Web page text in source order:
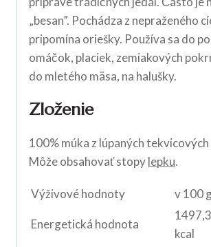
„besan”. Pochádza z nepraženého
pripomína oriešky. Používa sa do
omáčok, placiek, zemiakových
do mletého mäsa, na halušky.
Zloženie
100% múka z lúpaných
Môže obsahovať stopylepku.
Výživové hodnoty v 100
Energetická hodnota
kcal